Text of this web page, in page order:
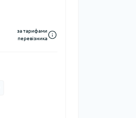
за тарифами
перевізника